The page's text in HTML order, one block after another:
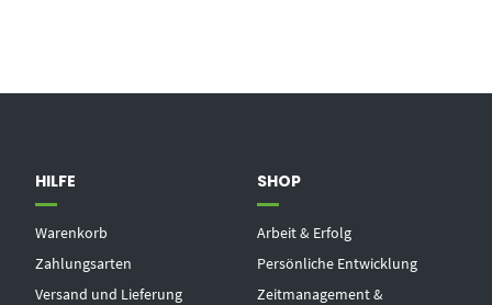
HILFE
Warenkorb
Zahlungsarten
Versand und Lieferung
SHOP
Arbeit & Erfolg
Persönliche Entwicklung
Zeitmanagement &